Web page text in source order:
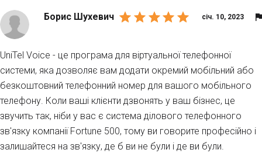
січ. 10, 2023
Борис Шухевич
UniTel Voice - це програма для віртуальної телефонної
системи, яка дозволяє вам додати окремий мобільний або
безкоштовний телефонний номер для вашого мобільного
телефону. Коли ваші клієнти дзвонять у ваш бізнес, це
звучить так, ніби у вас є система ділового телефонного
зв'язку компанії Fortune 500, тому ви говорите професійно і
залишайтеся на зв'язку, де б ви не були і де ви були.